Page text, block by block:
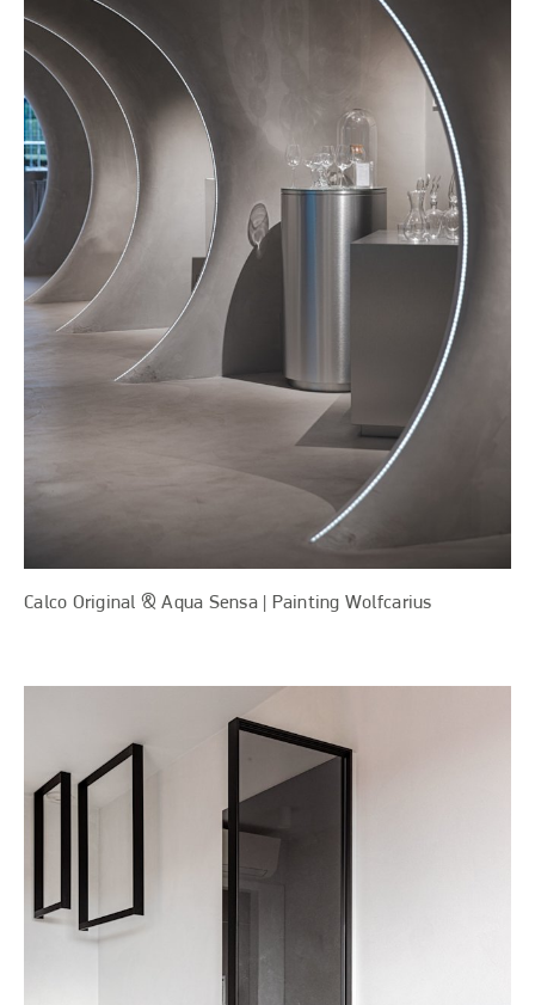
Calco Original & Aqua Sensa | Painting Wolfcarius